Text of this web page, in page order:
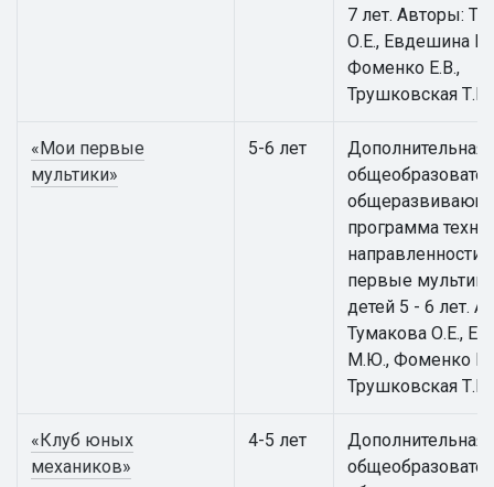
7 лет. Авторы:
О.Е., Евдешина
Фоменко Е.В.,
Трушковская Т.Е.
«Мои первые
мультики»
5-6 лет
Дополнительная
программа
направленности
первые
детей 5 - 6 лет.
Тумакова О.Е.,
М.Ю., Фоменко
Трушковская Т.Е.
«Клуб юных
механиков»
4-5 лет
Дополнительная